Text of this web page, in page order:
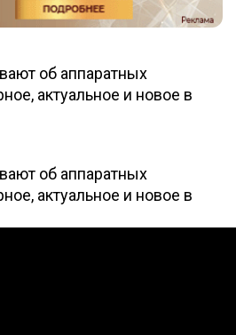
об аппаратных
актуальное и новое в
об аппаратных
актуальное и новое в